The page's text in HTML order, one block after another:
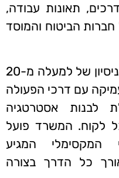
תאונות עבודה,
חברות הביטוח והמוסד
עו"ד אריאל מישור מביא עמו ניסיון של למעלה מ-20
עם דרכי הפעולה
לבנות אסטרטגיה
לקוח. המשרד פועל
המקסימלי המגיע
כל הדרך בצורה